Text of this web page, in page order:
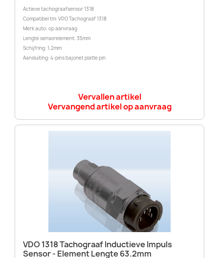
Actieve tachograafsensor 1318
Compatibel tm: VDO Tachograaf 1318
Merk auto: op aanvraag
Lengte sensorelement: 35mm
Schijfring: 1,2mm
Aansluiting: 4-pins bajonet platte pin
Vervallen artikel
Vervangend artikel op aanvraag
VDO 1318 Tachograaf Inductieve Impuls
Sensor - Element Lengte 63.2mm